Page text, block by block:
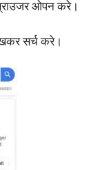
ओपन करे।
सर्च करे।